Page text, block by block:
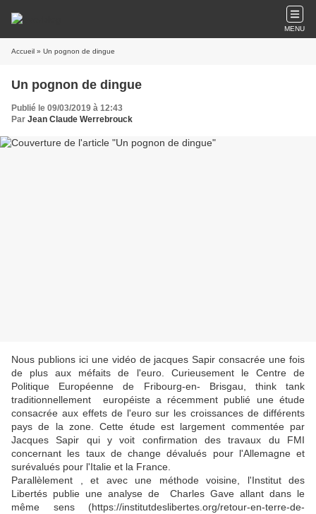
MENU
Accueil » Un pognon de dingue
Un pognon de dingue
Publié le 09/03/2019 à 12:43
Par Jean Claude Werrebrouck
Nous publions ici une vidéo de jacques Sapir consacrée une fois
de plus aux méfaits de l'euro. Curieusement le Centre de
Politique Européenne de Fribourg-en- Brisgau, think tank
traditionnellement européiste a récemment publié une étude
consacrée aux effets de l'euro sur les croissances de différents
pays de la zone. Cette étude est largement commentée par
Jacques Sapir qui y voit confirmation des travaux du FMI
concernant les taux de change dévalués pour l'Allemagne et
surévalués pour l'Italie et la France.
Parallèlement , et avec une méthode voisine, l'Institut des
Libertés publie une analyse de Charles Gave allant dans le
même sens (https://institutdeslibertes.org/retour-en-terre-de-